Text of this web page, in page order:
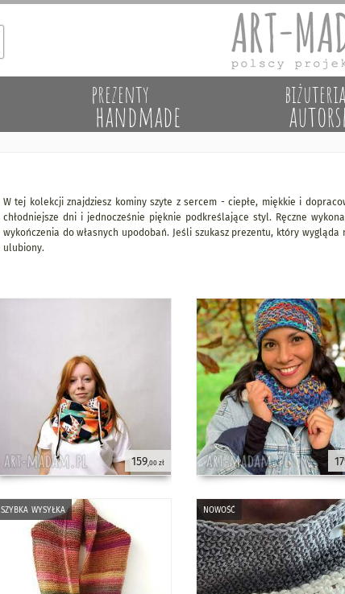
prezenty
handmade
biżuteria
W tej kolekcji znajdziesz kominy szyte z sercem - ciepłe, miękkie i
chłodniejsze dni i jednocześnie pięknie podkreślające styl. Ręczne
wykończenia do własnych upodobań. Jeśli szukasz prezentu, który
ulubiony.
159,00 zł
szybka wysyłka nowość